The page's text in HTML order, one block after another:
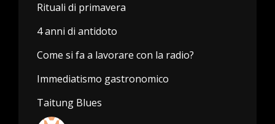
Rituali di primavera
4 anni di antidoto
Come si fa a lavorare con la radio?
Immediatismo gastronomico
Taitung Blues